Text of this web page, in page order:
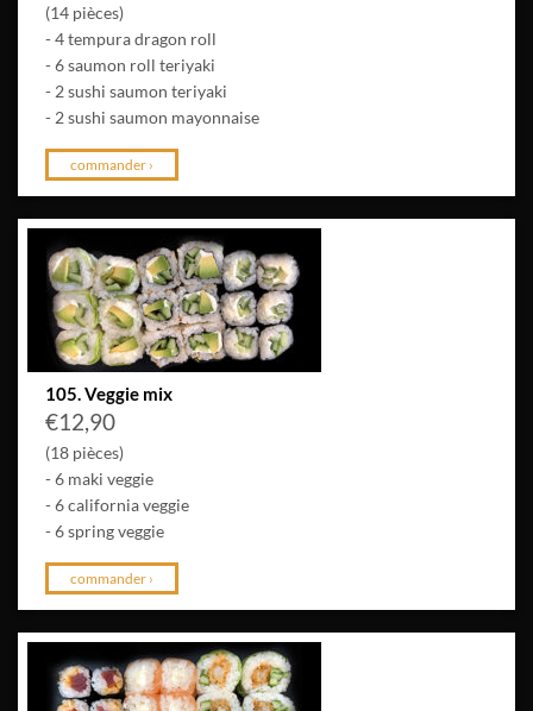
(14 pièces)
- 4 tempura dragon roll
- 6 saumon roll teriyaki
- 2 sushi saumon teriyaki
- 2 sushi saumon mayonnaise
commander ›
105. Veggie mix
€12,90
(18 pièces)
- 6 maki veggie
- 6 california veggie
- 6 spring veggie
commander ›